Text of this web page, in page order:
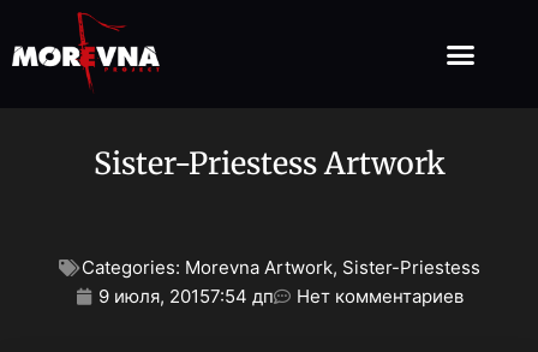
Sister-Priestess Artwork
Categories: Morevna Artwork, Sister-Priestess
9 июля, 20157:54 дп Нет комментариев